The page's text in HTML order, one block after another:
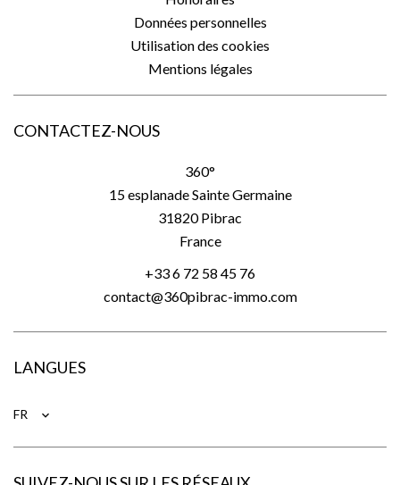
Données personnelles
Utilisation des cookies
Mentions légales
CONTACTEZ-NOUS
360°
15 esplanade Sainte Germaine
31820Pibrac
France
+33 6 72 58 45 76
contact@360pibrac-immo.com
LANGUES
FR